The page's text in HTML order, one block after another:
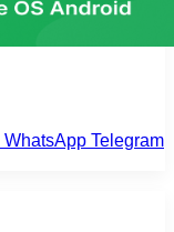
WhatsApp Telegram